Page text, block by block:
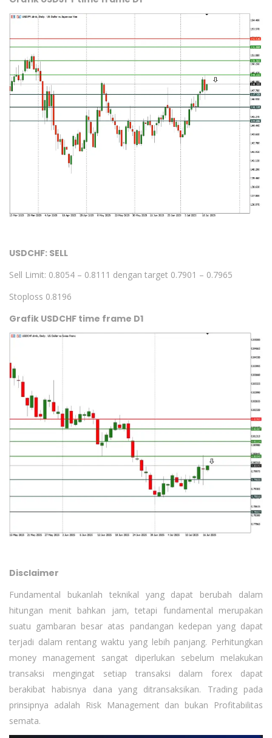
USDCHF: SELL
Sell Limit: 0.8054 – 0.8111 dengan target 0.7901 – 0.7965
Stoploss 0.8196
Grafik USDCHF time frame D1
Disclaimer
Fundamental bukanlah teknikal yang dapat berubah dalam
hitungan menit bahkan jam, tetapi fundamental merupakan
suatu gambaran besar atas pandangan kedepan yang dapat
terjadi dalam rentang waktu yang lebih panjang. Perhitungkan
money management sangat diperlukan sebelum melakukan
transaksi mengingat setiap transaksi dalam forex dapat
berakibat habisnya dana yang ditransaksikan. Trading pada
prinsipnya adalah Risk Management dan bukan Profitabilitas
semata.